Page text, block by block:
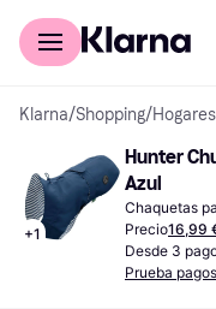
Comprar con Klarna
Klarna/Shopping/
+1
Hunter
Azul
Chaquetas
Precio16,99
Desde 3
Prueba